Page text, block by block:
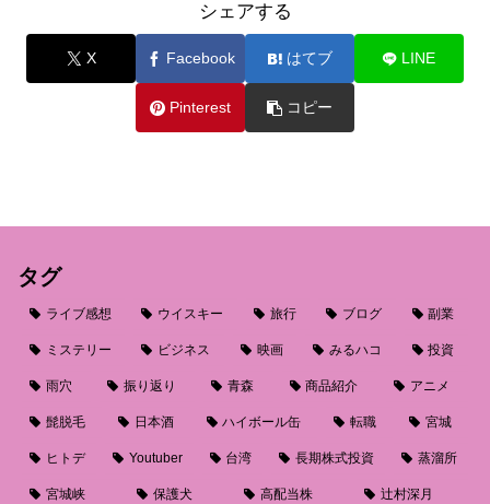
シェアする
X Facebook はてブ LINE
Pinterest コピー
タグ
ライブ感想 ウイスキー 旅行 ブログ 副業
ミステリー ビジネス 映画 みるハコ 投資
雨穴 振り返り 青森 商品紹介 アニメ
髭脱毛 日本酒 ハイボール缶 転職 宮城
ヒトデ Youtuber 台湾 長期株式投資 蒸溜所
宮城峡 保護犬 高配当株 辻村深月